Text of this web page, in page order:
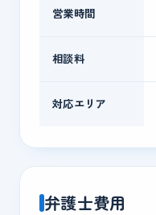
営業時間
相談料
対応エリア
弁護士費用